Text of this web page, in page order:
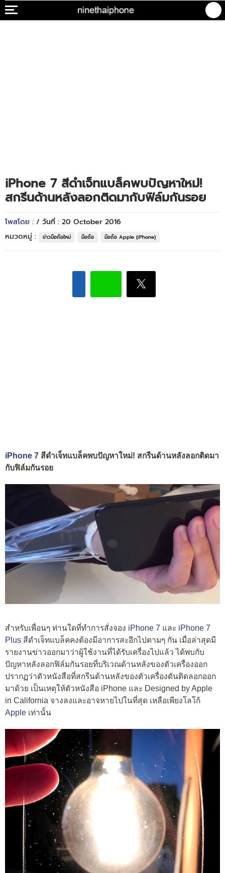
iPhone 7 สีดำเจ็ทแบล็คพบปัญหาใหม่!
สกรีนด้านหลังลอกติดมากับฟิล์มกันรอย
โพสโดย : / วันที่ : 20 October 2016
หมวดหมู่ :
ข่าวมือถือใหม่ มือถือ มือถือ Apple (iPhone)
iPhone 7 สีดำเจ็ทแบล็คพบปัญหาใหม่! สกรีนด้านหลังลอกติดมา
กับฟิล์มกันรอย
สำหรับเพื่อนๆ ท่านใดที่ทำการสั่งจอง iPhone 7 และ iPhone 7
Plus สีดำเจ็ทแบล็คคงต้องมีอาการสะอึกไปตามๆ กัน เมื่อล่าสุดมี
รายงานข่าวออกมาว่าผู้ใช้งานที่ได้รับเครื่องไปแล้ว ได้พบกับ
ปัญหาหลังลอกฟิล์มกันรอยที่บริเวณด้านหลังของตัวเครื่องออก
ปรากฏว่าตัวหนังสือที่สกรีนด้านหลังของตัวเครื่องดันติดลอกออก
มาด้วย เป็นเหตุให้ตัวหนังสือ iPhone และ Designed by Apple
in California จางลงและอาจหายไปในที่สุด เหลือเพียงโลโก้
Apple เท่านั้น